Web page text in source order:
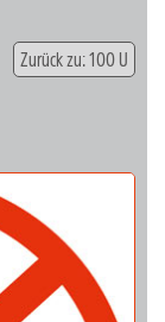
Zurück zu: 100 U